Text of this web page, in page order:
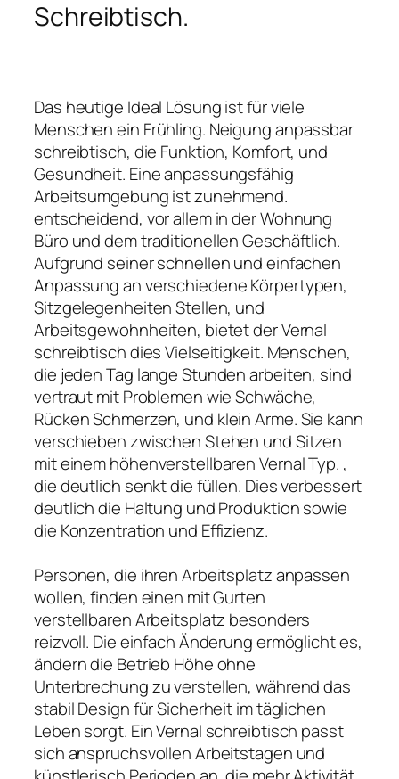
Schreibtisch.
Das heutige Ideal Lösung ist für viele
Menschen ein Frühling. Neigung anpassbar
schreibtisch, die Funktion, Komfort, und
Gesundheit. Eine anpassungsfähig
Arbeitsumgebung ist zunehmend.
entscheidend, vor allem in der Wohnung
Büro und dem traditionellen Geschäftlich.
Aufgrund seiner schnellen und einfachen
Anpassung an verschiedene Körpertypen,
Sitzgelegenheiten Stellen, und
Arbeitsgewohnheiten, bietet der Vernal
schreibtisch dies Vielseitigkeit. Menschen,
die jeden Tag lange Stunden arbeiten, sind
vertraut mit Problemen wie Schwäche,
Rücken Schmerzen, und klein Arme. Sie kann
verschieben zwischen Stehen und Sitzen
mit einem höhenverstellbaren Vernal Typ. ,
die deutlich senkt die füllen. Dies verbessert
deutlich die Haltung und Produktion sowie
die Konzentration und Effizienz.
Personen, die ihren Arbeitsplatz anpassen
wollen, finden einen mit Gurten
verstellbaren Arbeitsplatz besonders
reizvoll. Die einfach Änderung ermöglicht es,
ändern die Betrieb Höhe ohne
Unterbrechung zu verstellen, während das
stabil Design für Sicherheit im täglichen
Leben sorgt. Ein Vernal schreibtisch passt
sich anspruchsvollen Arbeitstagen und